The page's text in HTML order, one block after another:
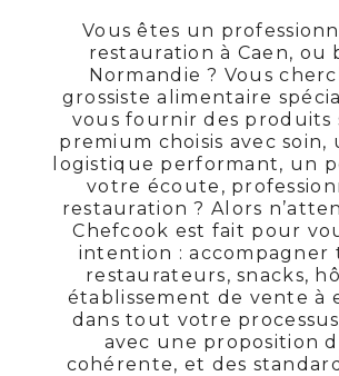
Vous êtes un
restauration à Caen, ou
Normandie ? Vous
grossiste alimentaire
vous fournir des produits
premium choisis avec soin,
logistique performant, un
votre écoute,
restauration ? Alors
Chefcook est fait pour
intention : accompagner
restaurateurs, snacks,
établissement de vente à
dans tout votre processus
avec une proposition
cohérente, et des